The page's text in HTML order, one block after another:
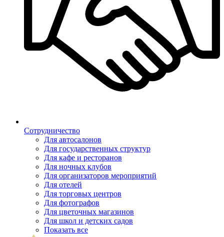
Сотрудничество
Для автосалонов
Для государственных структур
Для кафе и ресторанов
Для ночных клубов
Для организаторов мероприятий
Для отелей
Для торговых центров
Для фотографов
Для цветочных магазинов
Для школ и детских садов
Показать все